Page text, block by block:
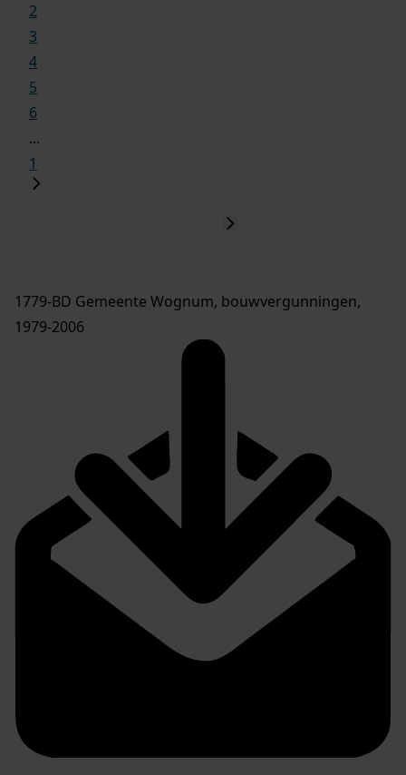
2
3
4
5
6
...
1
1779-BD Gemeente Wognum, bouwvergunningen,
1979-2006